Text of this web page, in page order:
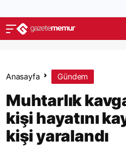
Anasayfa Gündem
Muhtarlık
kişi hayatını
kişi yaralandı